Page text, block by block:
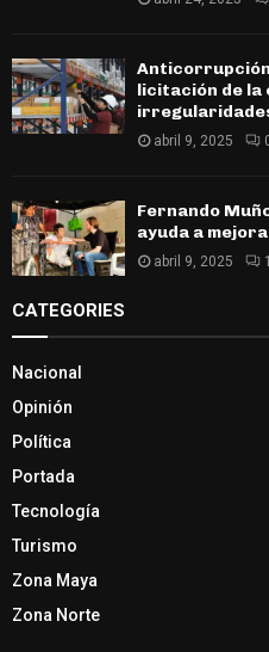
licitación de la
abril 9, 2025
Fernando
ayuda a
abril 9, 2025 1
CATEGORIES
Nacional
Opinión
Política
Portada
Tecnología
Turismo
Zona Maya
Zona Norte